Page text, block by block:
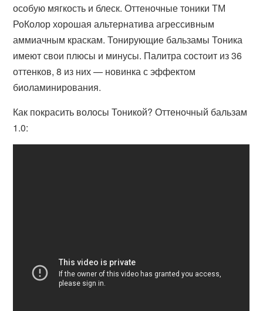
особую мягкость и блеск. Оттеночные тоники ТМ
РоКолор хорошая альтернатива агрессивным
аммиачным краскам. Тонирующие бальзамы Тоника
имеют свои плюсы и минусы. Палитра состоит из 36
оттенков, 8 из них — новинка с эффектом
биоламинирования.
Как покрасить волосы Тоникой? Оттеночный бальзам
1.0: